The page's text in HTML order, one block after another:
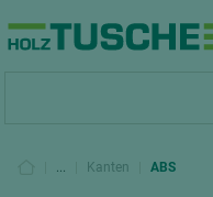
... Kanten ABS